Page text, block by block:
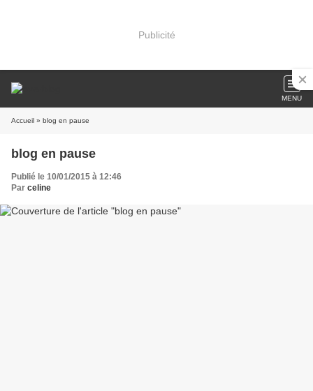
Publicité
MENU
Accueil » blog en pause
blog en pause
Publié le 10/01/2015 à 12:46
Par celine